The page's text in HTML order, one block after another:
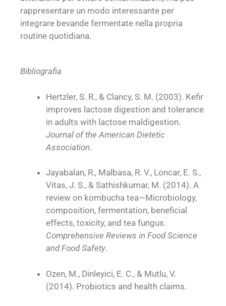
rappresentare un modo interessante per
integrare bevande fermentate nella propria
routine quotidiana.
Bibliografia
Hertzler, S. R., & Clancy, S. M. (2003). Kefir
improves lactose digestion and tolerance
in adults with lactose maldigestion.
Journal of the American Dietetic
Association.
Jayabalan, R., Malbasa, R. V., Loncar, E. S.,
Vitas, J. S., & Sathishkumar, M. (2014). A
review on kombucha tea—Microbiology,
composition, fermentation, beneficial
effects, toxicity, and tea fungus.
Comprehensive Reviews in Food Science
and Food Safety.
Ozen, M., Dinleyici, E. C., & Mutlu, V.
(2014). Probiotics and health claims.